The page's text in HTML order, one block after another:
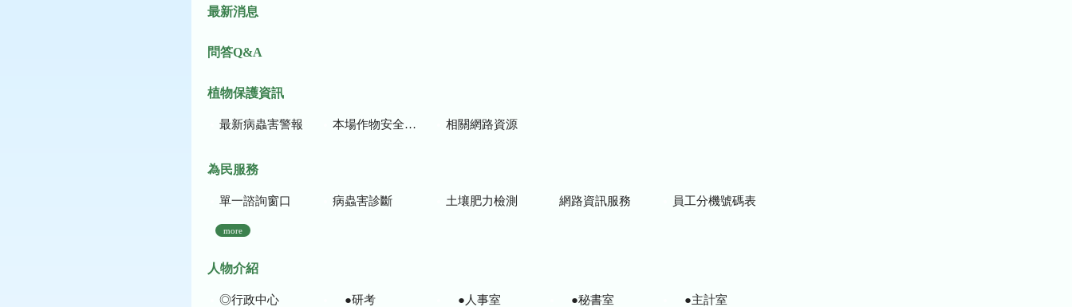
最新消息
問答Q&A
植物保護資訊
最新病蟲害警報 本場作物安全用藥資訊 相關網路資源
為民服務
單一諮詢窗口 病蟲害診斷 土壤肥力檢測 網路資訊服務 員工分機號碼表
more
人物介紹
◎行政中心 ●研考 ●人事室 ●秘書室 ●主計室